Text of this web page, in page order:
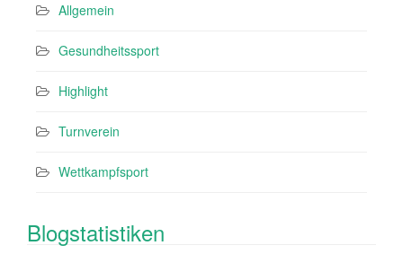
Allgemein
Gesundheitssport
Highlight
Turnverein
Wettkampfsport
Blogstatistiken